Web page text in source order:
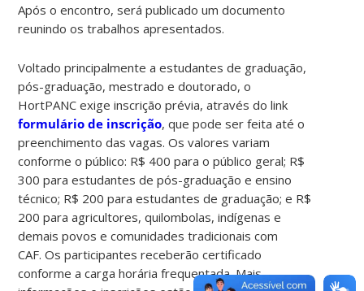
Após o encontro, será publicado um documento
reunindo os trabalhos apresentados.
Voltado principalmente a estudantes de graduação,
pós-graduação, mestrado e doutorado, o
HortPANC exige inscrição prévia, através do link
formulário de inscrição, que pode ser feita até o
preenchimento das vagas. Os valores variam
conforme o público: R$ 400 para o público geral; R$
300 para estudantes de pós-graduação e ensino
técnico; R$ 200 para estudantes de graduação; e R$
200 para agricultores, quilombolas, indígenas e
demais povos e comunidades tradicionais com
CAF. Os participantes receberão certificado
conforme a carga horária frequentada. Mais